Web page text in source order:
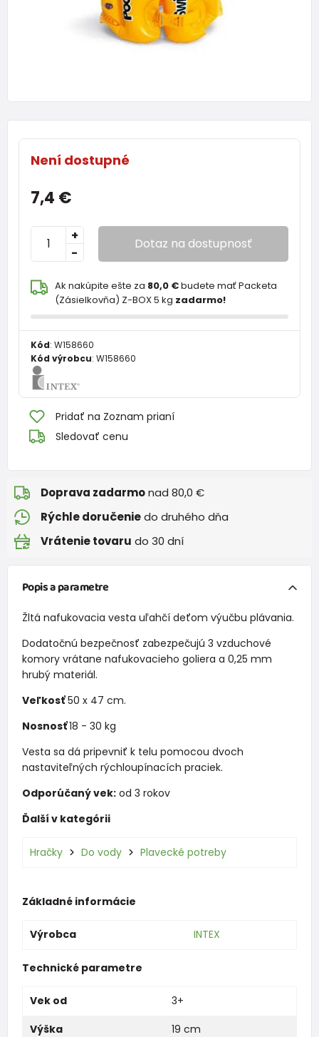
Není dostupné
7,4 €
-
+ Dotaz na dostupnosť
Ak nakúpite ešte za 80,0 €budete mať Packeta
(Zásielkovňa) Z-BOX 5 kg zadarmo!
Kód: W158660
Kód výrobcu: W158660
Pridať na Zoznam prianí
Sledovať cenu
Doprava zadarmonad 80,0 €
Rýchle doručeniedo druhého dňa
Vrátenie tovaru do 30 dní
Popis a parametre
Žltá nafukovacia vesta uľahčí deťom výučbu plávania.
Dodatočnú bezpečnosť zabezpečujú 3 vzduchové
komory vrátane nafukovacieho goliera a 0,25 mm
hrubý materiál.
Veľkosť50 x 47 cm.
Nosnosť18 - 30 kg
Vesta sa dá pripevniť k telu pomocou dvoch
nastaviteľných rýchloupínacích praciek.
Odporúčaný vek:od 3 rokov
Ďalší v kategórii
Hračky Do vody Plavecké potreby
Základné informácie
Výrobca INTEX
Technické parametre
Vek od
3+
Výška
19 cm